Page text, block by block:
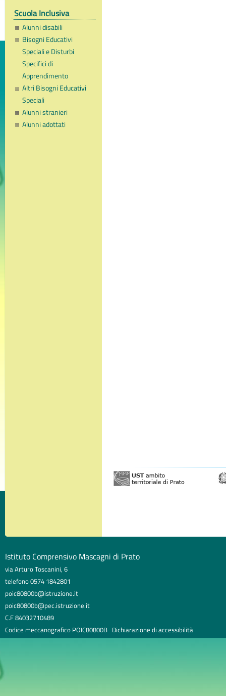
Scuola Inclusiva
Alunni disabili
Bisogni Educativi
Speciali e Disturbi
Specifici di
Apprendimento
Altri Bisogni Educativi
Speciali
Alunni stranieri
Alunni adottati
Istituto Comprensivo Mascagni di Prato
via Arturo Toscanini, 6
telefono 0574 1842801
poic80800b@istruzione.it
poic80800b@pec.istruzione.it
C.F 84032710489
Codice meccanografico POIC80800B Dichiarazione di accessibilità